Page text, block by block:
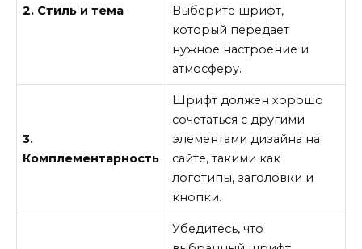
2. Стиль и тема
Выберите шрифт,
который передает
нужное настроение и
атмосферу.
3.
Комплементарность
Шрифт должен хорошо
сочетаться с другими
элементами дизайна на
сайте, такими как
логотипы, заголовки и
кнопки.
Убедитесь, что